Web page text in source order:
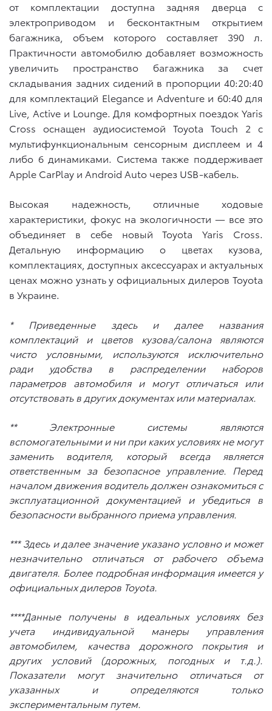
от комплектации доступна задняя дверца с
электроприводом и бесконтактным открытием
багажника, объем которого составляет 390 л.
Практичности автомобилю добавляет возможность
увеличить пространство багажника за счет
складывания задних сидений в пропорции 40:20:40
для комплектаций Elegance и Adventure и 60:40 для
Live, Active и Lounge. Для комфортных поездок Yaris
Cross оснащен аудиосистемой Toyota Touch 2 с
мультифункциональным сенсорным дисплеем и 4
либо 6 динамиками. Система также поддерживает
Apple CarPlay и Android Auto через USB-кабель.
Высокая надежность, отличные ходовые
характеристики, фокус на экологичности — все это
объединяет в себе новый Toyota Yaris Cross.
Детальную информацию о цветах кузова,
комплектациях, доступных аксессуарах и актуальных
ценах можно узнать у официальных дилеров Toyota
в Украине.
* Приведенные здесь и далее названия
комплектаций и цветов кузова/салона являются
чисто условными, используются исключительно
ради удобства в распределении наборов
параметров автомобиля и могут отличаться или
отсутствовать в других документах или материалах.
** Электронные системы являются
вспомогательными и ни при каких условиях не могут
заменить водителя, который всегда является
ответственным за безопасное управление. Перед
началом движения водитель должен ознакомиться с
эксплуатационной документацией и убедиться в
безопасности выбранного приема управления.
*** Здесь и далее значение указано условно и может
незначительно отличаться от рабочего объема
двигателя. Более подробная информация имеется у
официальных дилеров Toyota.
****Данные получены в идеальных условиях без
учета индивидуальной манеры управления
автомобилем, качества дорожного покрытия и
других условий (дорожных, погодных и т.д.).
Показатели могут значительно отличаться от
указанных и определяются только
экспериментальным путем.